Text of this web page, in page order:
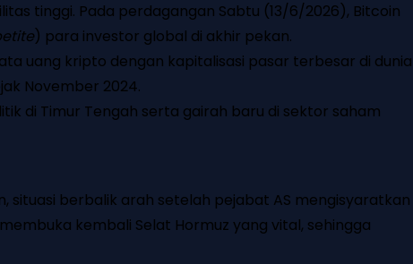
tinggi. Pada perdagangan Sabtu (13/6/2026), Bitcoin
) para investor global di akhir pekan.
uang kripto dengan kapitalisasi pasar terbesar di dunia
November 2024.
di Timur Tengah serta gairah baru di sektor saham
situasi berbalik arah setelah pejabat AS mengisyaratkan
kembali Selat Hormuz yang vital, sehingga